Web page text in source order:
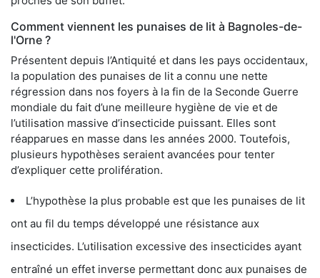
Comment viennent les punaises de lit à Bagnoles-de-
l'Orne ?
Présentent depuis l’Antiquité et dans les pays occidentaux,
la population des punaises de lit a connu une nette
régression dans nos foyers à la fin de la Seconde Guerre
mondiale du fait d’une meilleure hygiène de vie et de
l’utilisation massive d’insecticide puissant. Elles sont
réapparues en masse dans les années 2000. Toutefois,
plusieurs hypothèses seraient avancées pour tenter
d’expliquer cette prolifération.
L’hypothèse la plus probable est que les punaises de lit
ont au fil du temps développé une résistance aux
insecticides. L’utilisation excessive des insecticides ayant
entraîné un effet inverse permettant donc aux punaises de